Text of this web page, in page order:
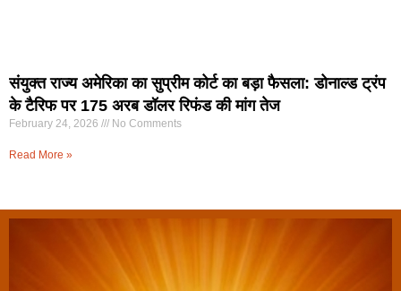
संयुक्त राज्य अमेरिका का सुप्रीम कोर्ट का बड़ा फैसला: डोनाल्ड ट्रंप
के टैरिफ पर 175 अरब डॉलर रिफंड की मांग तेज
February 24, 2026 No Comments
Read More »